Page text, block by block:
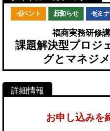
イベント お知らせ セミ
福商実務研修
課題解決型プロジ
グとマネジ
お申し込みを